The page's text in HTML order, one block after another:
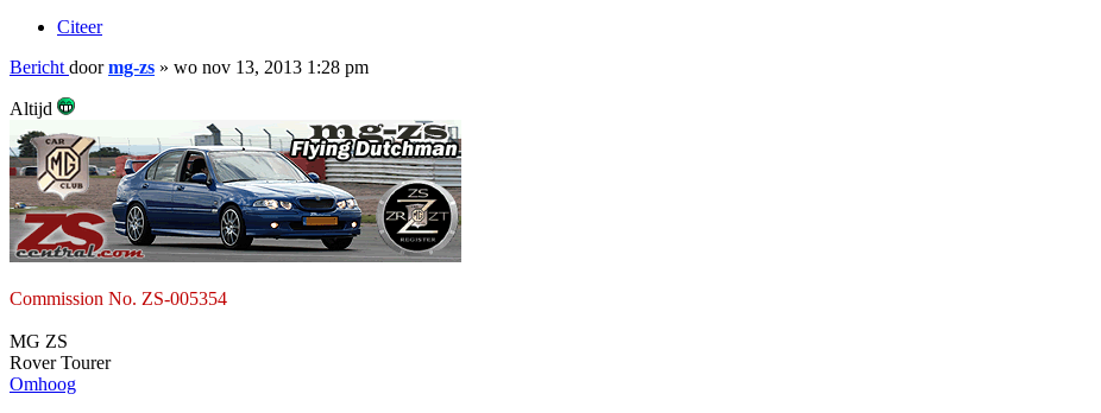
Citeer
Bericht doormg-zs » wo nov 13, 2013 1:28 pm
Altijd
Commission No. ZS-005354
MG ZS
Rover Tourer
Omhoog